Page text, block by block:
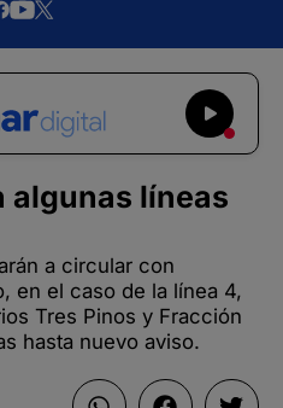
algunas líneas
a circular con
en el caso de la línea 4,
Tres Pinos y Fracción
hasta nuevo aviso.